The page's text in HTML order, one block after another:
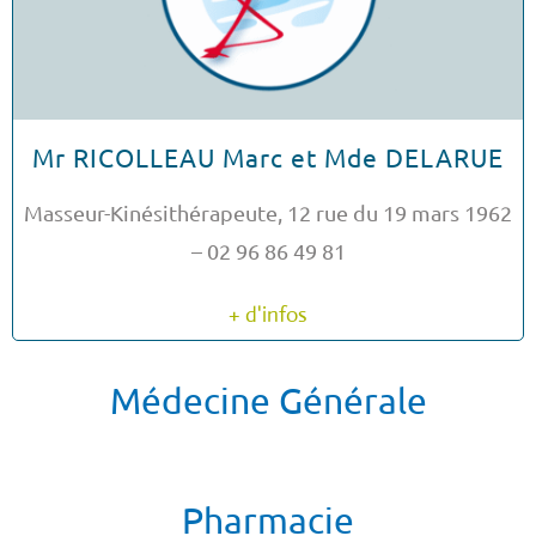
Mr RICOLLEAU Marc et Mde DELARUE
Masseur-Kinésithérapeute, 12 rue du 19 mars 1962
– 02 96 86 49 81
+ d'infos
Médecine Générale
Pharmacie